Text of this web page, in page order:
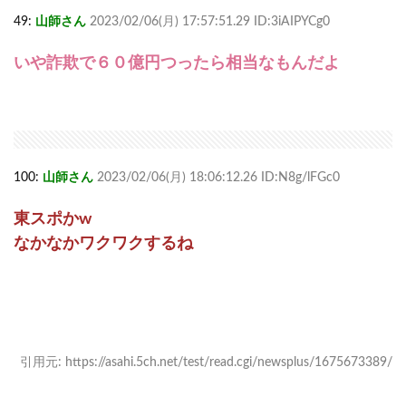
49: 山師さん 2023/02/06(月) 17:57:51.29 ID:3iAIPYCg0
いや詐欺で６０億円つったら相当なもんだよ
100: 山師さん 2023/02/06(月) 18:06:12.26 ID:N8g/lFGc0
東スポかw
なかなかワクワクするね
引用元: https://asahi.5ch.net/test/read.cgi/newsplus/1675673389/